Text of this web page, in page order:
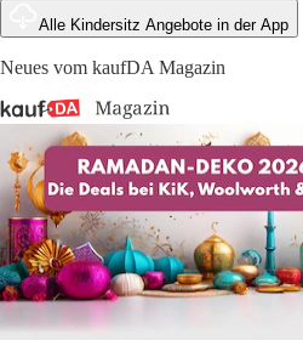
Alle Kindersitz Angebote in der App
Neues vom kaufDA Magazin